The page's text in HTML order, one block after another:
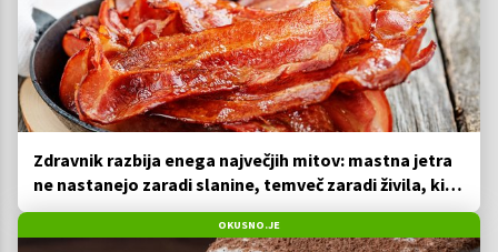
Zdravnik razbija enega največjih mitov: mastna jetra
ne nastanejo zaradi slanine, temveč zaradi živila, ki
ga imamo vsi radi
OKUSNO.JE